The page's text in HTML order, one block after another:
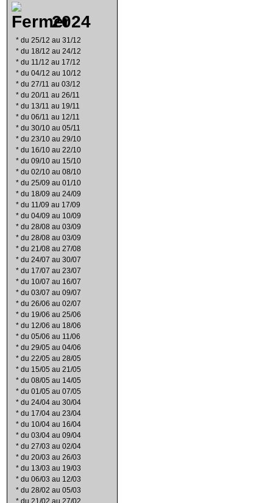
2024
* du 25/12 au 31/12
* du 18/12 au 24/12
* du 11/12 au 17/12
* du 04/12 au 10/12
* du 27/11 au 03/12
* du 20/11 au 26/11
* du 13/11 au 19/11
* du 06/11 au 12/11
* du 30/10 au 05/11
* du 23/10 au 29/10
* du 16/10 au 22/10
* du 09/10 au 15/10
* du 02/10 au 08/10
* du 25/09 au 01/10
* du 18/09 au 24/09
* du 11/09 au 17/09
* du 04/09 au 10/09
* du 28/08 au 03/09
* du 28/08 au 03/09
* du 21/08 au 27/08
* du 24/07 au 30/07
* du 17/07 au 23/07
* du 10/07 au 16/07
* du 03/07 au 09/07
* du 26/06 au 02/07
* du 19/06 au 25/06
* du 12/06 au 18/06
* du 05/06 au 11/06
* du 29/05 au 04/06
* du 22/05 au 28/05
* du 15/05 au 21/05
* du 08/05 au 14/05
* du 01/05 au 07/05
* du 24/04 au 30/04
* du 17/04 au 23/04
* du 10/04 au 16/04
* du 03/04 au 09/04
* du 27/03 au 02/04
* du 20/03 au 26/03
* du 13/03 au 19/03
* du 06/03 au 12/03
* du 28/02 au 05/03
* du 21/02 au 27/02